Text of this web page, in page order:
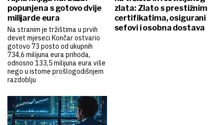
popunjena s gotovo dvije
milijarde eura
Na stranim je tržištima u prvih
devet mjeseci Končar ostvario
gotovo 73 posto od ukupnih
734,6 milijuna eura prihoda,
odnosno 133,5 milijuna eura više
nego u istome prošlogodišnjem
razdoblju
zlata: Zlato s prestižnim
certifikatima, osigurani
sefovi i osobna dostava